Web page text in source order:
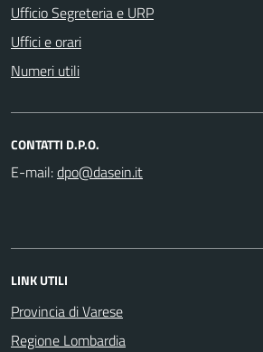
Ufficio Segreteria e URP
Uffici e orari
Numeri utili
CONTATTI D.P.O.
E-mail:
LINK UTILI
Provincia di Varese
Regione Lombardia